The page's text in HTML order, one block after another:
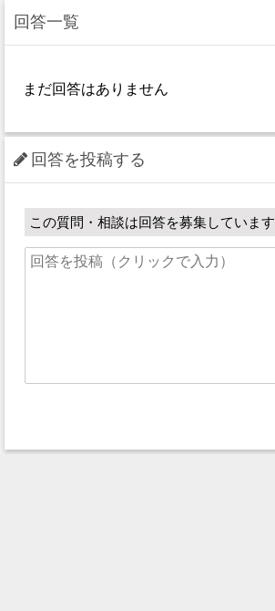
回答一覧
まだ回答はありません
回答を投稿する
この質問・相談は回答を募集しています